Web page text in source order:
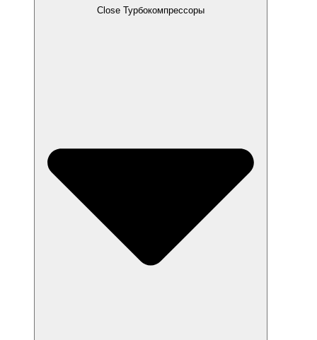
Close Турбокомпрессоры